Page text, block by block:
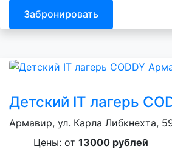
Забронировать
Детский IT лагерь
Армавир, ул. Карла Либкнехта,
Цены: от 13000 рублей